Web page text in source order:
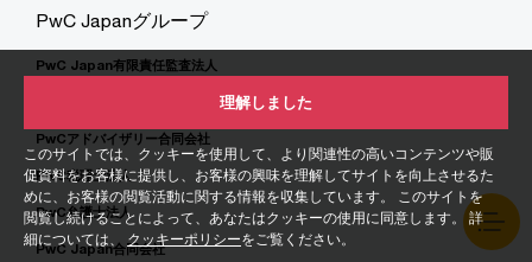
このサイトでは、クッキーを使用して、より関連性の高いコンテンツや販
促資料をお客様に提供し、お客様の興味を理解してサイトを向上させるた
めに、お客様の閲覧活動に関する情報を収集しています。 このサイトを
閲覧し続けることによって、あなたはクッキーの使用に同意します。 詳
細については、 クッキーポリシーをご覧ください。
理解しました
PwC Japanグループ
PwC Japan有限責任監査法人
PwCコンサルティング合同会社
PwCアドバイザリー合同会社
PwC税理士法人
PwC弁護士法人
PwC Japan合同会社